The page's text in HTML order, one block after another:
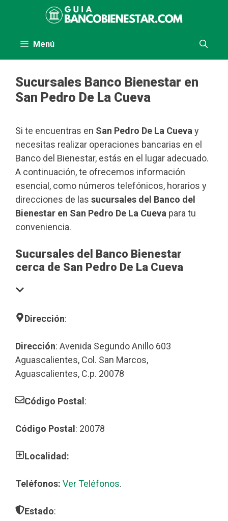
Menú
Sucursales Banco Bienestar en
San Pedro De La Cueva
Si te encuentras en San Pedro De La Cueva y
necesitas realizar operaciones bancarias en el
Banco del Bienestar, estás en el lugar adecuado.
A continuación, te ofrecemos información
esencial, como números telefónicos, horarios y
direcciones de las sucursales del Banco del
Bienestar en San Pedro De La Cueva para tu
conveniencia.
Sucursales del Banco Bienestar
cerca de San Pedro De La Cueva
Dirección:
Dirección: Avenida Segundo Anillo 603
Aguascalientes, Col. San Marcos,
Aguascalientes, C.p. 20078
Código Postal :
Código Postal : 20078
Localidad:
Teléfonos: Ver Teléfonos.
Estado: